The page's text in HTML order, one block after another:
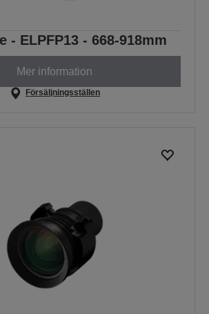
- ELPFP13 - 668-918mm
Mer information
Försäljningsställen